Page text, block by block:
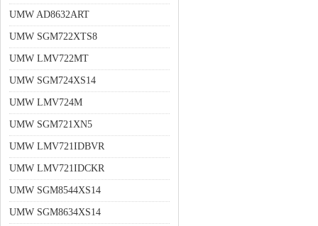
UMW AD8632ART
UMW SGM722XTS8
UMW LMV722MT
UMW SGM724XS14
UMW LMV724M
UMW SGM721XN5
UMW LMV721IDBVR
UMW LMV721IDCKR
UMW SGM8544XS14
UMW SGM8634XS14